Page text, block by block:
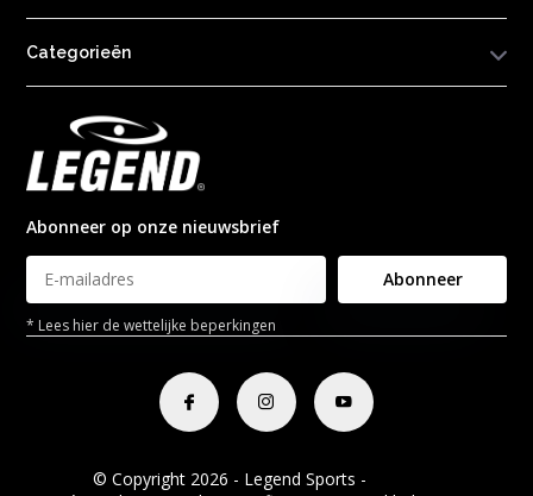
Categorieën
Abonneer op onze nieuwsbrief
Abonneer
* Lees hier de wettelijke beperkingen
© Copyright 2026 - Legend Sports -